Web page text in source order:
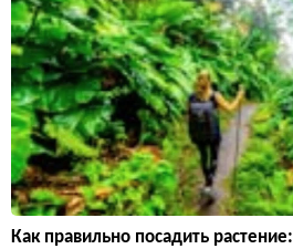
Как правильно посадить